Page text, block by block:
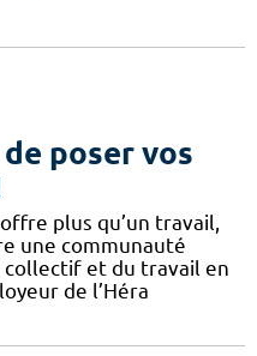
poser vos
plus qu’un travail,
une communauté
collectif et du travail en
de l’Héra